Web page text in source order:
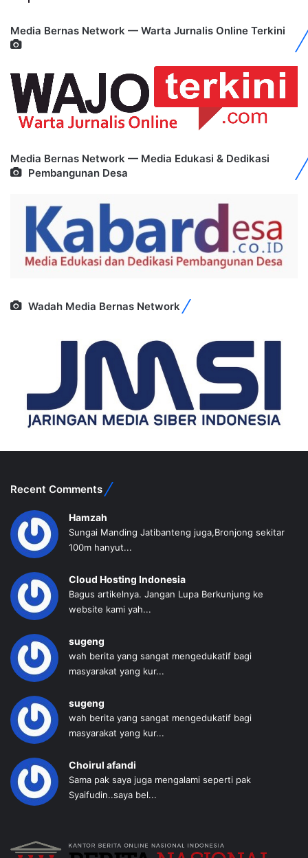
Media Bernas Network — Warta Jurnalis Online Terkini
Media Bernas Network — Media Edukasi & Dedikasi
Pembangunan Desa
Wadah Media Bernas Network
Recent Comments
Hamzah
Sungai Manding Jatibanteng juga,Bronjong sekitar
100m hanyut...
Cloud Hosting Indonesia
Bagus artikelnya. Jangan Lupa Berkunjung ke
website kami yah...
sugeng
wah berita yang sangat mengedukatif bagi
masyarakat yang kur...
sugeng
wah berita yang sangat mengedukatif bagi
masyarakat yang kur...
Choirul afandi
Sama pak saya juga mengalami seperti pak
Syaifudin..saya bel...